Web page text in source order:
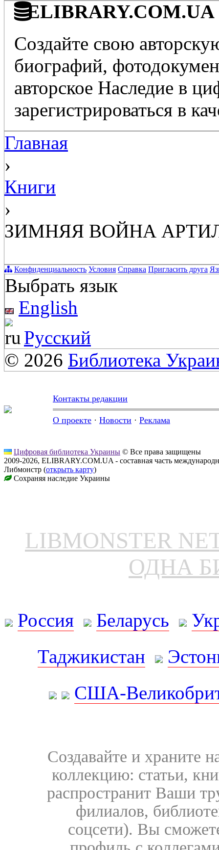
ELIBRARY.COM.UA
Создайте свою
биографий,
авторское Наследие в
зарегистрироваться в
Главная
›
Книги
›
ЗИМНЯЯ ВОЙНА
Конфиденциальность Условия Справка Пригласить друга
Выбрать язык
English
Русский
© 2026 Библиотека
Контакты редакции
О проекте · Новости · Реклама
Цифровая библиотека Украины © Все права защищены
2009-2026, ELIBRARY.COM.UA - составная часть
Либмонстр (открыть карту)
Сохраняя наследие Украины
LIBMONSTER
ОДНА
Россия Беларусь
Таджикистан
США-
Создавайте и храните
коллекцию: статьи,
распространит Ваши
филиалов,
соцсети). Вы